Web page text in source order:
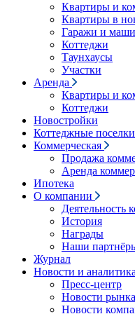
Квартиры и
Квартиры в
Гаражи и
Коттеджи
Таунхаусы
Участки
Аренда
Квартиры и
Коттеджи
Новостройки
Коттеджные поселки
Коммерческая
Продажа
Аренда
Ипотека
О компании
Деятельность
История
Награды
Наши
Журнал
Новости и аналитика
Пресс-центр
Новости рынка
Новости